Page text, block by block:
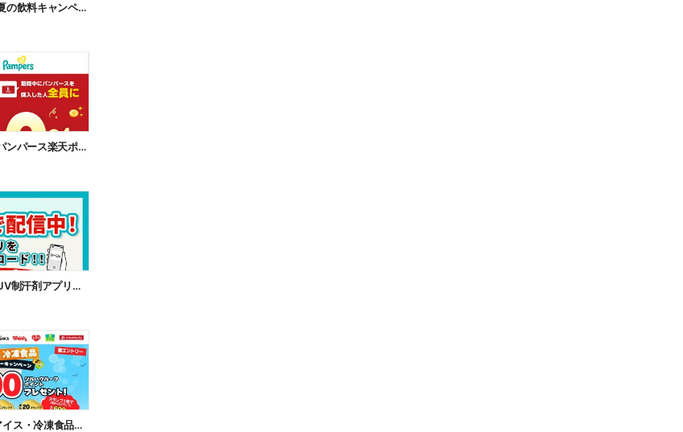
7/16~8/31 ツルハ 夏の飲料キャンペーン企画
7/16~8/31 ツルハ パンパース楽天ポイント還元企画
7/16~8/15 ツルハ UV制汗剤アプリ企画
7/1~9/30 ツルハ アイス・冷凍食品スタンプラリーキャンペーン企画